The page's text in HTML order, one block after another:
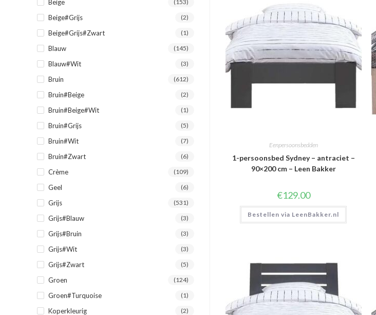
Eenpersoonsbedden
1-persoonsbed Sydney – antraciet –
90×200 cm – Leen Bakker
€129.00
Bestellen via LeenBakker.nl
Beige (153)
Beige#Grijs (2)
Beige#Grijs#Zwart (1)
Blauw (145)
Blauw#Wit (3)
Bruin (612)
Bruin#Beige (2)
Bruin#Beige#Wit (1)
Bruin#Grijs (5)
Bruin#Wit (7)
Bruin#Zwart (6)
Crème (109)
Geel (6)
Grijs (531)
Grijs#Blauw (3)
Grijs#Bruin (3)
Grijs#Wit (3)
Grijs#Zwart (5)
Groen (124)
Groen#Turquoise (1)
Koperkleurig (2)